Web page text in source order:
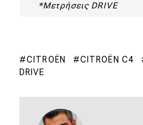
*Μετρήσεις DRIVE
CITROËN CITROËN C4
DRIVE